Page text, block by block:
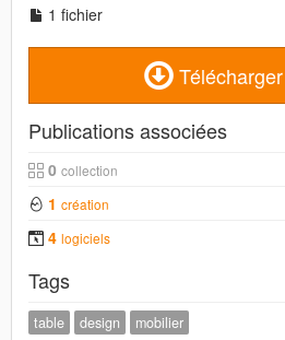
1 fichier
Publications associées
0 collection
1 création
4 logiciels
Tags
table design mobilier